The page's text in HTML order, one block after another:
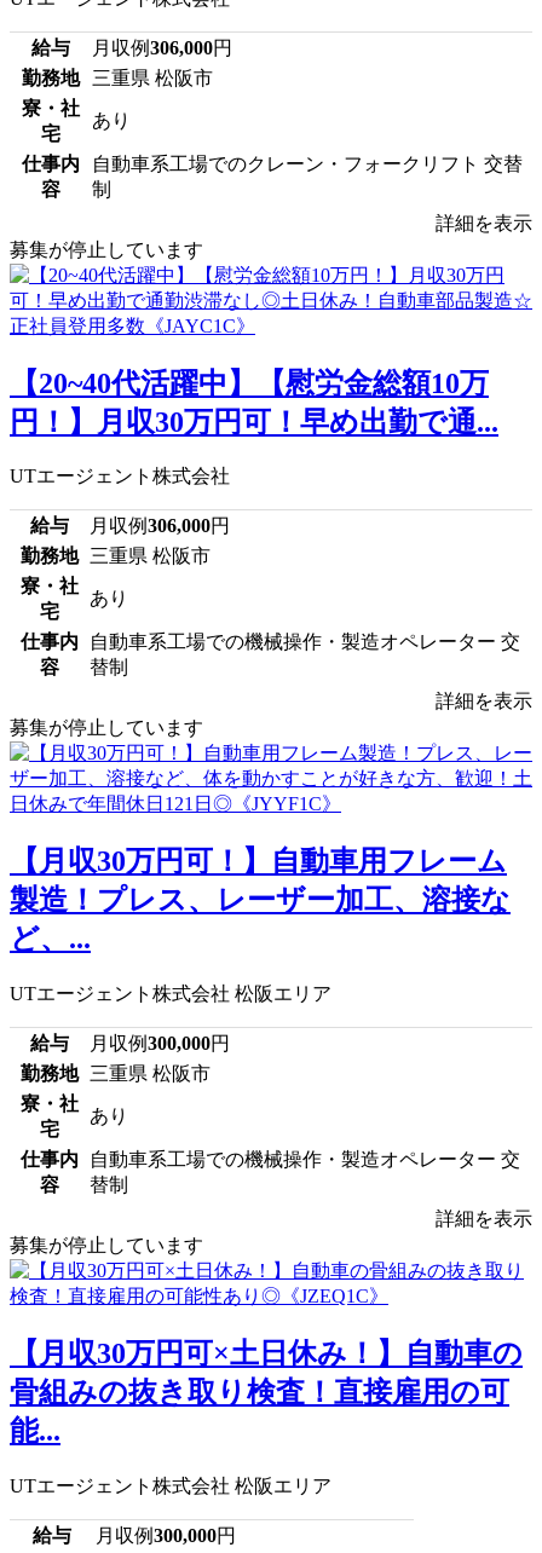
給与 月収例306,000円
勤務地
三重県 松阪市
寮・社
宅
あり
仕事内
容
自動車系工場でのクレーン・フォークリフト 交替
制
詳細を表示
募集が停止しています
【20~40代活躍中】【慰労金総額10万
円！】月収30万円可！早め出勤で通...
UTエージェント株式会社
給与 月収例306,000円
勤務地 三重県 松阪市
寮・社
宅
あり
仕事内
容
自動車系工場での機械操作・製造オペレーター 交
替制
詳細を表示
募集が停止しています
【月収30万円可！】自動車用フレーム
製造！プレス、レーザー加工、溶接な
ど、...
UTエージェント株式会社 松阪エリア
給与 月収例300,000円
勤務地
三重県 松阪市
寮・社
宅
あり
仕事内
容
自動車系工場での機械操作・製造オペレーター 交
替制
詳細を表示
募集が停止しています
【月収30万円可×土日休み！】自動車の
骨組みの抜き取り検査！直接雇用の可
能...
UTエージェント株式会社 松阪エリア
給与 月収例300,000円